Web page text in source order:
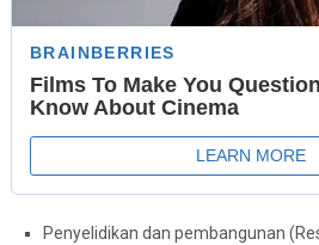
Penyelidikan dan pembangunan